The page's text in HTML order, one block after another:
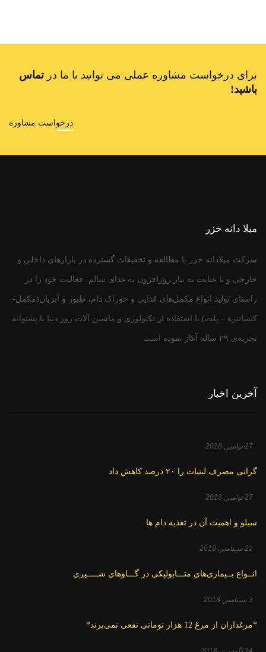
برای درخواست مشاوره عملی می توانید با ما درتماس
باشید!
درخواست مشاوره
میلا دانه خزر
شرکت میلادانه خزر با مطالعه و تحقیقات گسترده در بازارهای داخلی و
خارجی و با عنایت به نیاز روزافزون به غذای سالم، فعالیت خود را در
راستای تولید انواع مکمل‌های غذایی و خوراک دام، طیور و آبزیان(مکمل-
کنسانتره – پلت) با استفاده از تکنولوژی و ماشین آلات روز دنیا با پشتوانه
تجربه‌ی ۲۹ ساله آغاز نموده است
آخرین اخبار
27 نوامبر, 2018
گرانی مصرف لبنیات را ۲۰ درصد کاهش داد
27 نوامبر, 2018
سیلو و اهمیت آن در تغذیه دام ها
22 سپتامبر, 2018
انــواع بــیماری‌های متـــابولیکی در گـــاوهای شـــــیری
3 سپتامبر, 2018
*مرغداران از مرغ 12 هزار تومانی نفعی نمی‌برند*